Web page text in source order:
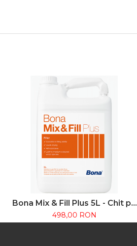
Bona Mix & Fill Plus 5L - Chit pe
baza de apa pentru rosturi
498,00 RON